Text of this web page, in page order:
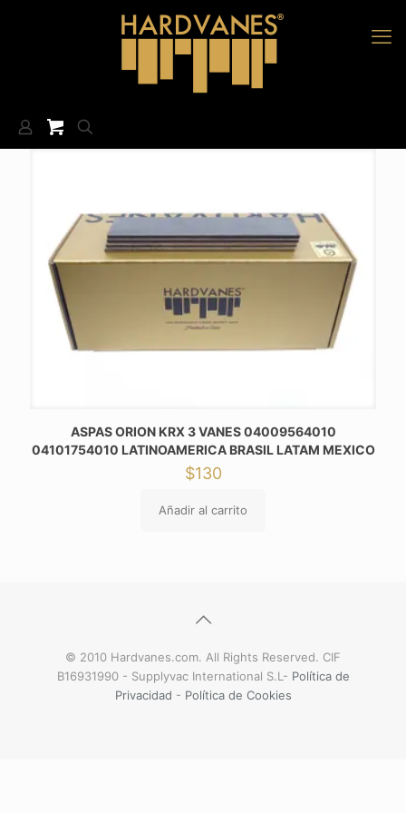
ASPAS ORION KRX 3 VANES 04009564010
04101754010 LATINOAMERICA BRASIL LATAM MEXICO
$130
Añadir al carrito
© 2010 Hardvanes.com. All Rights Reserved. CIF
B16931990 - Supplyvac International S.L- Política de
Privacidad - Política de Cookies